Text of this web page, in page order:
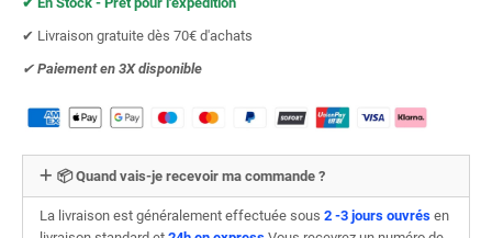
✔︎ Livraison gratuite dès 70€ d'achats
✔︎ Paiement en 3X disponible
📦 Quand vais-je recevoir ma commande ?
La livraison est généralement effectuée sous 2 -3 jours ouvrés en